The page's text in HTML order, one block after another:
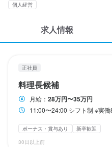
スカウト・メルマガ受信設定
ヘルプ・お問い合わせフォーム
掲載をご検討の店舗様へ
食べログ求人PRESS
プライバシーポリシー
利用規約
個人経営
求人情報
正社員
料理長候補
月給： 28万円〜35万円
11:00〜24:00 シフト制 ※実働8時間
ボーナス・賞与あり
新卒歓迎
30日以上前
kong tong
料理長候補
月給280,000円〜350,000
ボーナス・賞与あり 昇給あり 交通費
試用期間